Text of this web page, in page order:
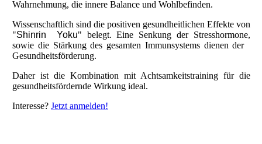
Wahrnehmung, die innere Balance und Wohlbefinden.
Wissenschaftlich sind die positiven gesundheitlichen Effekte von
"Shinrin Yoku" belegt. Eine Senkung der Stresshormone,
sowie die Stärkung des gesamten Immunsystems dienen der
Gesundheitsförderung.
Daher ist die Kombination mit Achtsamkeitstraining für die
gesundheitsfördernde Wirkung ideal.
Interesse? Jetzt anmelden!